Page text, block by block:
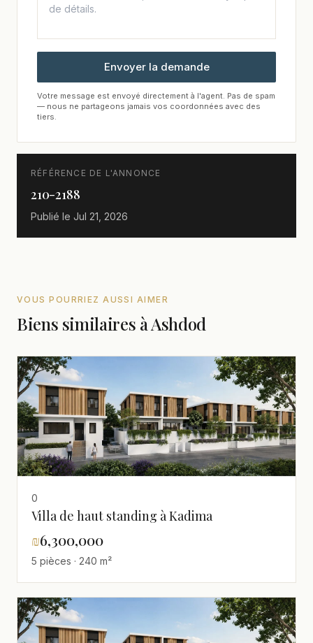
Envoyer la demande
Votre message est envoyé directement à l'agent. Pas de spam
— nous ne partageons jamais vos coordonnées avec des
tiers.
RÉFÉRENCE DE L'ANNONCE
210-2188
Publié le Jul 21, 2026
VOUS POURRIEZ AUSSI AIMER
Biens similaires à Ashdod
0
Villa de haut standing à Kadima
₪6,300,000
5 pièces · 240 m²